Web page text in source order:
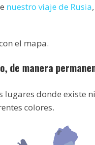
nuestro viaje de Rusia
el mapa.
de manera
lugares donde existe
colores.